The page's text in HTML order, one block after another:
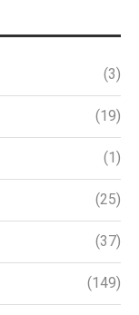
(3)
(19)
(1)
(25)
(37)
(149)